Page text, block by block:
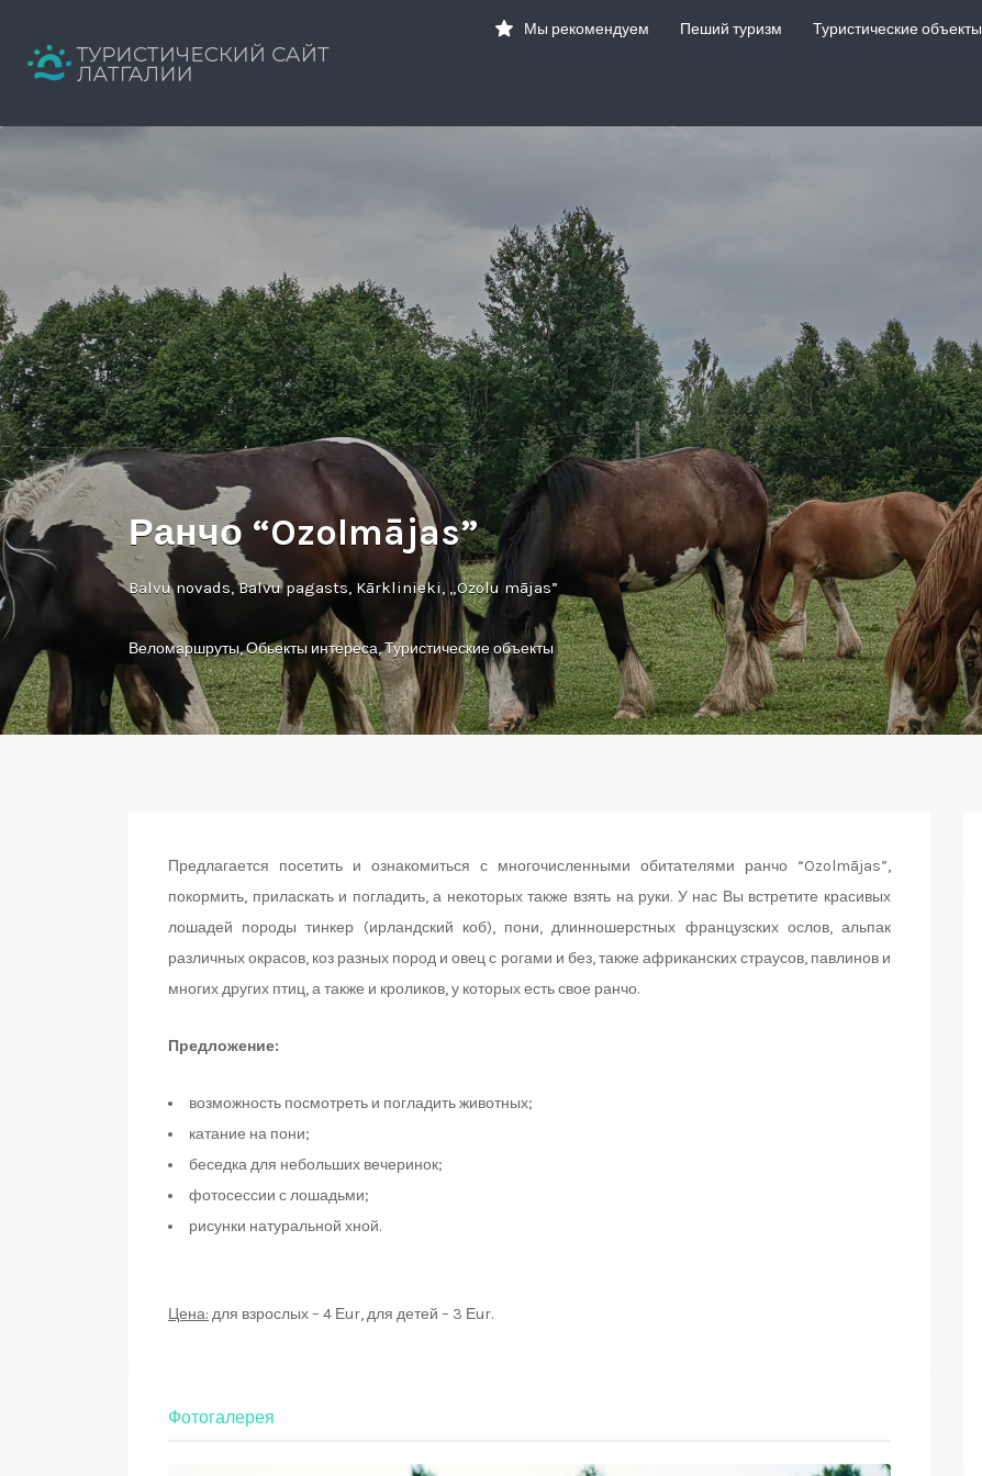
Путеводитель твоего отдыха
Мы рекомендуем Пеший туризм Туристические объекты
Ранчо “Ozolmājas”
Balvu novads, Balvu pagasts, Kārklinieki, „Ozolu mājas”
Веломаршруты,Обьекты интереса,Туристические объекты
Предлагается посетить и ознакомиться с многочисленными обитателями ранчо “Ozolmājas”,
покормить, приласкать и погладить, а некоторых также взять на руки. У нас Вы встретите красивых
лошадей породы тинкер (ирландский коб), пони, длинношерстных французских ослов, альпак
различных окрасов, коз разных пород и овец с рогами и без, также африканских страусов, павлинов и
многих других птиц, а также и кроликов, у которых есть свое ранчо.
Предложение:
возможность посмотреть и погладить животных;
катание на пони;
беседка для небольших вечеринок;
фотосессии с лошадьми;
рисунки натуральной хной.
Цена: для взрослых – 4 Еur, для детей – 3 Еur.
Фотогалерея